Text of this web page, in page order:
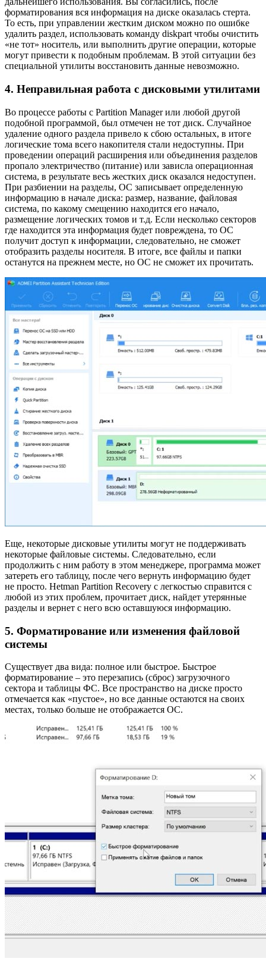
форматирования вся информация на диске оказалась стерта.
То есть, при управлении жестким диском можно по ошибке
удалить раздел, использовать команду diskpart чтобы очистить
«не тот» носитель, или выполнить другие операции, которые
могут привести к подобным проблемам. В этой ситуации без
специальной утилиты восстановить данные невозможно.
4. Неправильная работа с дисковыми утилитами
Во процессе работы с Partition Manager или любой другой
подобной программой, был отмечен не тот диск. Случайное
удаление одного раздела привело к сбою остальных, в итоге
логические тома всего накопителя стали недоступны. При
проведении операций расширения или объединения разделов
пропало электричество (питание) или зависла операционная
система, в результате весь жестких диск оказался недоступен.
При разбиении на разделы, ОС записывает определенную
информацию в начале диска: размер, название, файловая
система, по какому смещению находится его начало,
размещение логических томов и т.д. Если несколько секторов
где находится эта информация будет повреждена, то ОС
получит доступ к информации, следовательно, не сможет
отобразить разделы носителя. В итоге, все файлы и папки
останутся на прежнем месте, но ОС не сможет их прочитать.
Еще, некоторые дисковые утилиты могут не поддерживать
некоторые файловые системы. Следовательно, если
продолжить с ним работу в этом менеджере, программа может
затереть его таблицу, после чего вернуть информацию будет
не просто. Hetman Partition Recovery с легкостью справится с
любой из этих проблем, прочитает диск, найдет утерянные
разделы и вернет с него всю оставшуюся информацию.
5. Форматирование или изменения файловой
системы
Существует два вида: полное или быстрое. Быстрое
форматирование – это перезапись (сброс) загрузочного
сектора и таблицы ФС. Все пространство на диске просто
отмечается как «пустое», но все данные остаются на своих
местах, только больше не отображается ОС.